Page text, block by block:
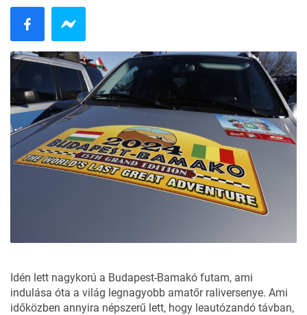
Idén lett nagykorú a Budapest-Bamakó futam, ami
indulása óta a világ legnagyobb amatőr raliversenye. Ami
időközben annyira népszerű lett, hogy leautózandó távban,